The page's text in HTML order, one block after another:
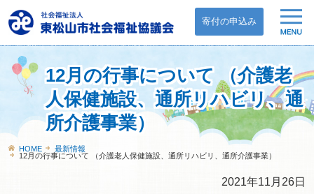
寄付の申込み
12月の行事について （介護老
人保健施設、通所リハビリ、通
所介護事業）
HOME
最新情報
12月の行事について （介護老人保健施設、通所リハビリ、通所介護事業）
2021年11月26日